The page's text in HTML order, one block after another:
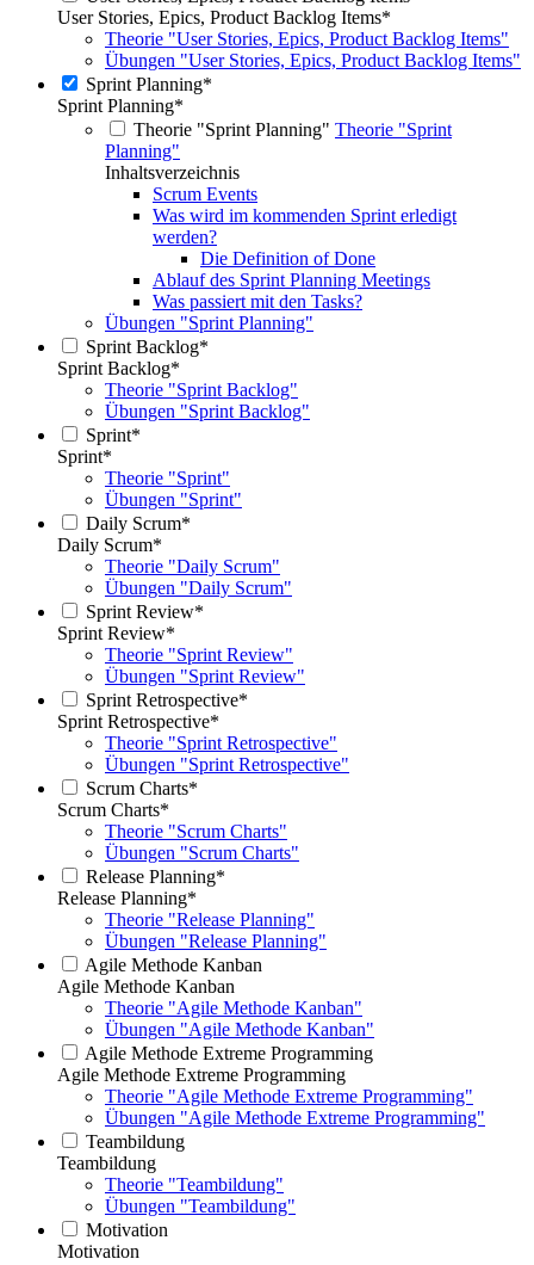
User Stories, Epics, Product Backlog Items*
Theorie "User Stories, Epics, Product Backlog Items"
Übungen "User Stories, Epics, Product Backlog Items"
Sprint Planning*
Sprint Planning*
Theorie "Sprint Planning" Theorie "Sprint
Planning"
Inhaltsverzeichnis
Scrum Events
Was wird im kommenden Sprint erledigt
werden?
Die Definition of Done
Ablauf des Sprint Planning Meetings
Was passiert mit den Tasks?
Übungen "Sprint Planning"
Sprint Backlog*
Sprint Backlog*
Theorie "Sprint Backlog"
Übungen "Sprint Backlog"
Sprint*
Sprint*
Theorie "Sprint"
Übungen "Sprint"
Daily Scrum*
Daily Scrum*
Theorie "Daily Scrum"
Übungen "Daily Scrum"
Sprint Review*
Sprint Review*
Theorie "Sprint Review"
Übungen "Sprint Review"
Sprint Retrospective*
Sprint Retrospective*
Theorie "Sprint Retrospective"
Übungen "Sprint Retrospective"
Scrum Charts*
Scrum Charts*
Theorie "Scrum Charts"
Übungen "Scrum Charts"
Release Planning*
Release Planning*
Theorie "Release Planning"
Übungen "Release Planning"
Agile Methode Kanban
Agile Methode Kanban
Theorie "Agile Methode Kanban"
Übungen "Agile Methode Kanban"
Agile Methode Extreme Programming
Agile Methode Extreme Programming
Theorie "Agile Methode Extreme Programming"
Übungen "Agile Methode Extreme Programming"
Teambildung
Teambildung
Theorie "Teambildung"
Übungen "Teambildung"
Motivation
Motivation